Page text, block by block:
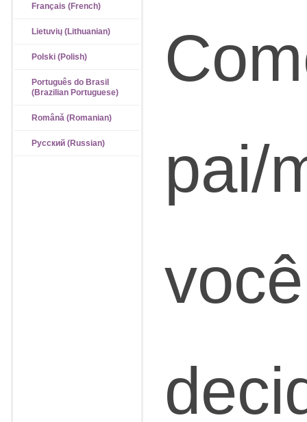
pai/
Français (French)
Lietuvių (Lithuanian)
Polski (Polish)
Português do Brasil
(Brazilian Portuguese)
Română (Romanian)
Русский (Russian)